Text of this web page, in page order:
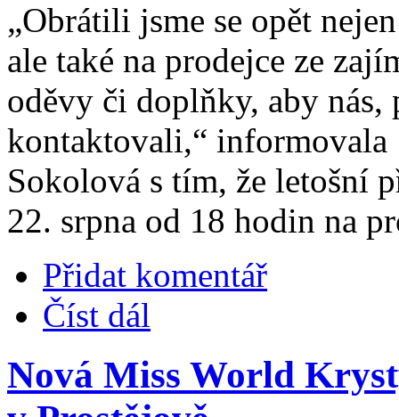
„Obrátili jsme se opět
ale také na prodejce ze
oděvy či doplňky, aby nás,
kontaktovali,“ informovala
Sokolová s tím, že letošní
22. srpna od 18 hodin na
Přidat komentář
Číst dál
Nová Miss World